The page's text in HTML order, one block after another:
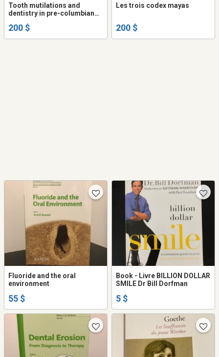
Tooth mutilations and
dentistry in pre-columbian
200 $
Les trois codex mayas
200 $
Fluoride and the oral
environment
55 $
Book - Livre BILLION DOLLAR
SMILE Dr Bill Dorfman
5 $